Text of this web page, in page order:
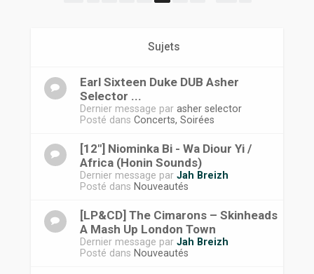
Sujets
Earl Sixteen Duke DUB Asher
Selector ...
Dernier message par asher selector
Posté dans Concerts, Soirées
[12"] Niominka Bi - Wa Diour Yi /
Africa (Honin Sounds)
Dernier message par Jah Breizh
Posté dans Nouveautés
[LP&CD] The Cimarons ‎– Skinheads
A Mash Up London Town
Dernier message par Jah Breizh
Posté dans Nouveautés